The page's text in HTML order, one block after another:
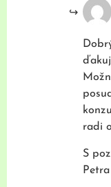
radi
S